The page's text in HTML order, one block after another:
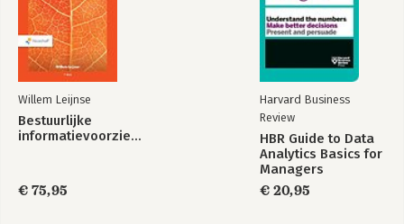
Willem Leijnse
Bestuurlijke
informatievoorziening
€ 75,95
Harvard Business
Review
HBR Guide to Data
Analytics Basics for
Managers
€ 20,95